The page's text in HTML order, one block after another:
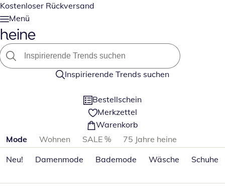
Kostenloser Rückversand
Menü
Inspirierende Trends suchen
Bestellschein
Merkzettel
Warenkorb
Produktkategorien überspringen
Mode Wohnen SALE %
75 Jahre heine
Neu!
Damenmode Bademode Wäsche Schuhe